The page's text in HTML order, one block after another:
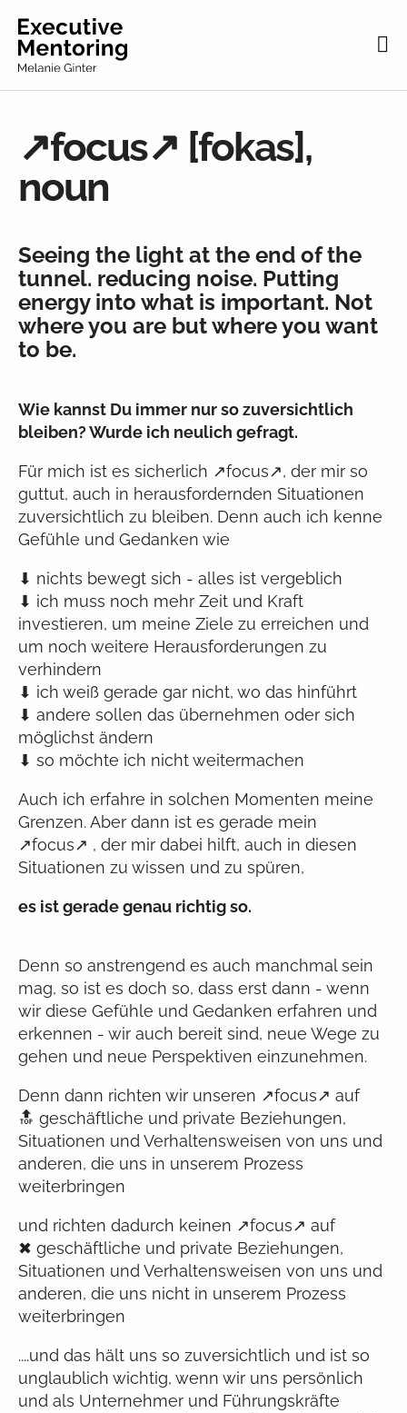
↗focus↗ [fokas],
noun
Seeing the light at the end of the
tunnel. reducing noise. Putting
energy into what is important. Not
where you are but where you want
to be.
Wie kannst Du immer nur so zuversichtlich
bleiben? Wurde ich neulich gefragt.
Für mich ist es sicherlich ↗focus↗, der mir so
guttut, auch in herausfordernden Situationen
zuversichtlich zu bleiben. Denn auch ich kenne
Gefühle und Gedanken wie
⬇ nichts bewegt sich - alles ist vergeblich
⬇ ich muss noch mehr Zeit und Kraft
investieren, um meine Ziele zu erreichen und
um noch weitere Herausforderungen zu
verhindern
⬇ ich weiß gerade gar nicht, wo das hinführt
⬇ andere sollen das übernehmen oder sich
möglichst ändern
⬇ so möchte ich nicht weitermachen
Auch ich erfahre in solchen Momenten meine
Grenzen. Aber dann ist es gerade mein
↗focus↗ , der mir dabei hilft, auch in diesen
Situationen zu wissen und zu spüren,
es ist gerade genau richtig so.
Denn so anstrengend es auch manchmal sein
mag, so ist es doch so, dass erst dann - wenn
wir diese Gefühle und Gedanken erfahren und
erkennen - wir auch bereit sind, neue Wege zu
gehen und neue Perspektiven einzunehmen.
Denn dann richten wir unseren ↗focus↗ auf
🔝 geschäftliche und private Beziehungen,
Situationen und Verhaltensweisen von uns und
anderen, die uns in unserem Prozess
weiterbringen
und richten dadurch keinen ↗focus↗ auf
✖ geschäftliche und private Beziehungen,
Situationen und Verhaltensweisen von uns und
anderen, die uns nicht in unserem Prozess
weiterbringen
....und das hält uns so zuversichtlich und ist so
unglaublich wichtig, wenn wir uns persönlich
und als Unternehmer und Führungskräfte